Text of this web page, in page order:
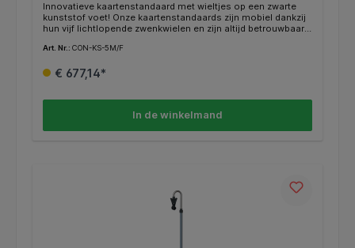
Innovatieve kaartenstandaard met wieltjes op een zwarte
kunststof voet! Onze kaartenstandaards zijn mobiel dankzij
hun vijf lichtlopende zwenkwielen en zijn altijd betrouwbaar
gegarandeerd door drie vaste zwenkwielen. Alle
hoogte verstelbaar. Je hebt de mogelijkheid om de
Art. Nr.: CON-KS-5M/F
€ 677,14*
In de winkelmand